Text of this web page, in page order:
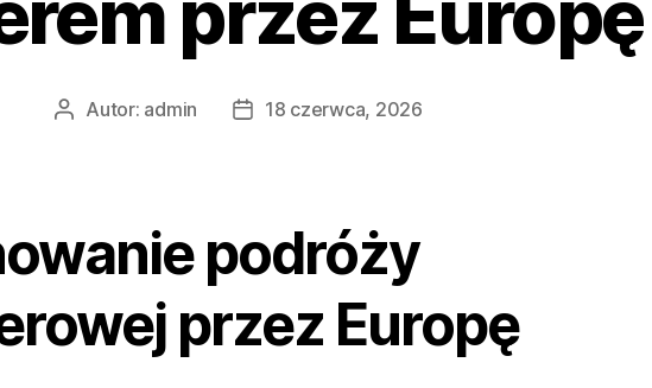
AutorAutor: admin
Data18 czerwca, 2026
podróży
przez Europę